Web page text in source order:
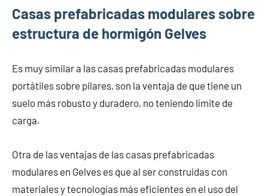
Casas prefabricadas modulares sobre
estructura de hormigón Gelves
Es muy similar a las casas prefabricadas modulares
portátiles sobre pilares, son la ventaja de que tiene un
suelo más robusto y duradero, no teniendo límite de
carga.
Otra de las ventajas de las casas prefabricadas
modulares en Gelves es que al ser construidas con
materiales y tecnologías más eficientes en el uso del